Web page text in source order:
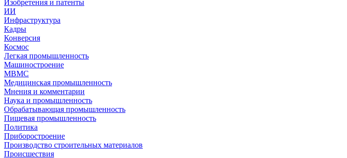
Изобретения и патенты
ИИ
Инфраструктура
Кадры
Конверсия
Космос
Легкая промышленность
Машиностроение
МВМС
Медицинская промышленность
Мнения и комментарии
Наука и промышленность
Обрабатывающая промышленность
Пищевая промышленность
Политика
Приборостроение
Производство строительных материалов
Происшествия